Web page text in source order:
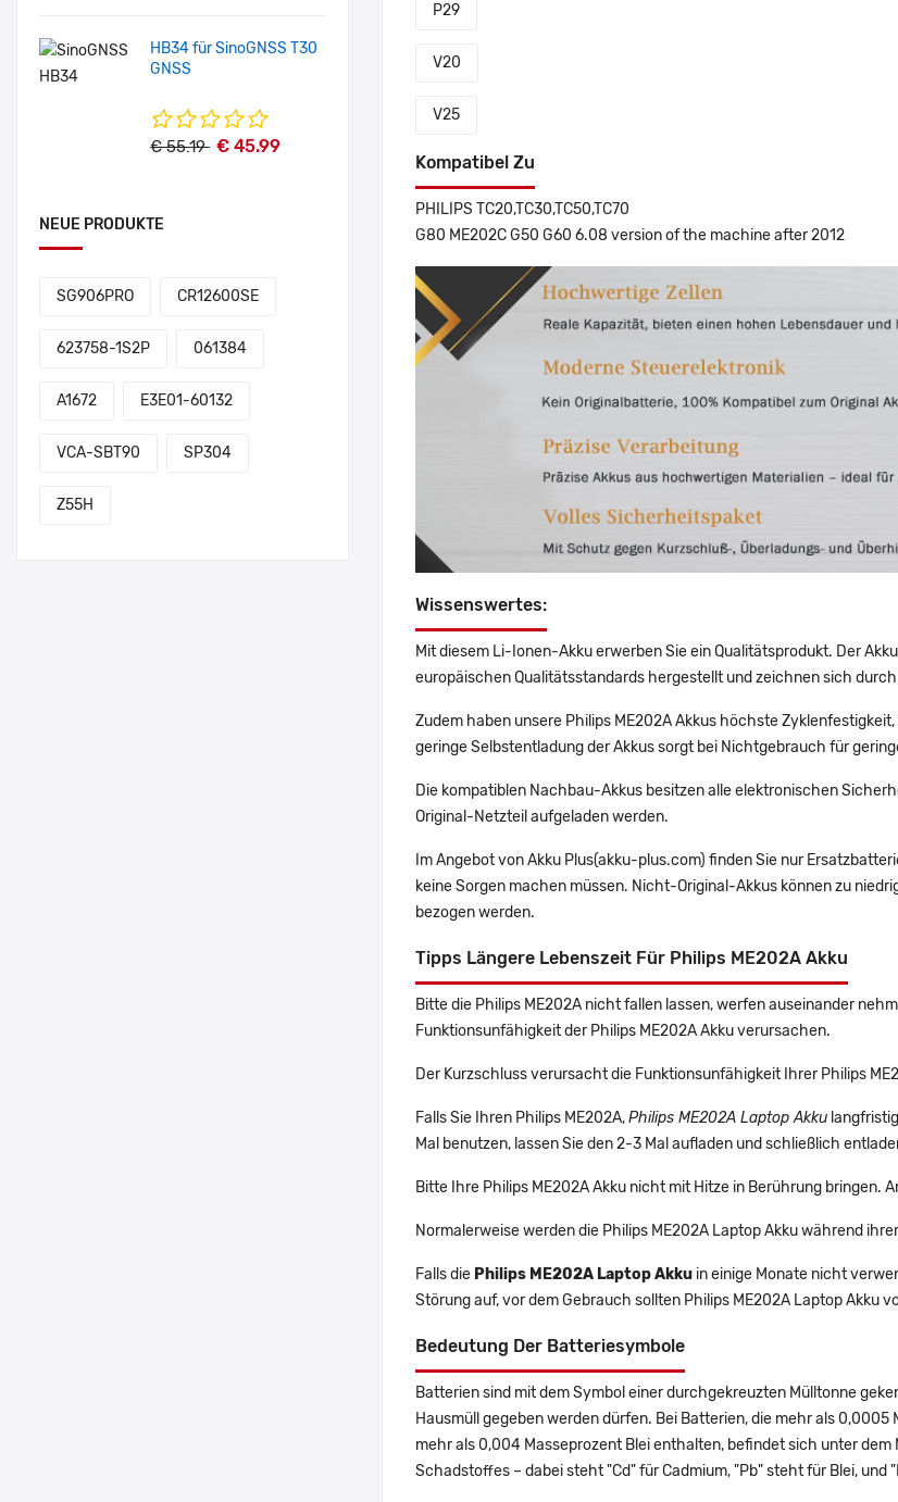
HB34 für SinoGNSS T30
GNSS
€ 55.19 € 45.99
NEUE PRODUKTE
SG906PRO CR12600SE
623758-1S2P 061384
A1672 E3E01-60132
VCA-SBT90 SP304
Z55H
P29
V20
V25
Kompatibel Zu
PHILIPS TC20,TC30,TC50,TC70
G80 ME202C G50 G60 6.08 version of the machine after 2012
Wissenswertes:
Mit diesem Li-Ionen-Akku erwerben Sie ein Qualitätsprodukt. Der
europäischen Qualitätsstandards hergestellt und zeichnen sich
Zudem haben unsere Philips ME202A Akkus höchste
geringe Selbstentladung der Akkus sorgt bei Nichtgebrauch für
Die kompatiblen Nachbau-Akkus besitzen alle elektronischen
Original-Netzteil aufgeladen werden.
Im Angebot von Akku Plus(akku-plus.com) finden Sie nur
keine Sorgen machen müssen. Nicht-Original-Akkus können zu
bezogen werden.
Tipps Längere Lebenszeit Für Philips ME202A Akku
Bitte die Philips ME202A nicht fallen lassen, werfen auseinander
Funktionsunfähigkeit der Philips ME202A Akku verursachen.
Der Kurzschluss verursacht die Funktionsunfähigkeit Ihrer Philips
Falls Sie Ihren Philips ME202A,Philips ME202A Laptop Akku
Mal benutzen, lassen Sie den 2-3 Mal aufladen und schließlich
Bitte Ihre Philips ME202A Akku nicht mit Hitze in Berührung bringen.
Normalerweise werden die Philips ME202A Laptop Akku während
Falls die Philips ME202A Laptop Akku in einige Monate nicht
Störung auf, vor dem Gebrauch sollten Philips ME202A Laptop Akku
Bedeutung Der Batteriesymbole
Batterien sind mit dem Symbol einer durchgekreuzten Mülltonne
Hausmüll gegeben werden dürfen. Bei Batterien, die mehr als
mehr als 0,004 Masseprozent Blei enthalten, befindet sich unter
Schadstoffes – dabei steht "Cd" für Cadmium, "Pb" steht für Blei, und